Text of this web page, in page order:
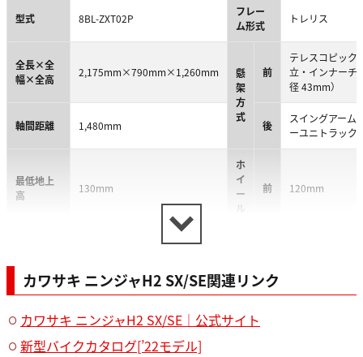
型式 8BL-ZXT02P
フレー
ム形式
トレリス
全長×全
幅×全高
2,175mm×790mm×1,260mm
懸
架
方
式
前
テレスコピック
立・インナーチ
径 43mm）
軸間距離 1,480mm 後
スイングアーム
ーユニトラック
最低地上
高
130mm
ホ
イ
ー
ル
前 120mm
キャスタ
ー／トレ
ール
24.7°/103mm
イ
カワサキ ニンジャH2 SX/SE関連リンク
カワサキ ニンジャH2 SX/SE｜公式サイト
新型バイクカタログ[’22モデル]